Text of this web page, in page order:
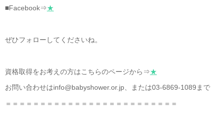
■Facebook⇒★
ぜひフォローしてくださいね。
資格取得をお考えの方はこちらのページから⇒★
お問い合わせはinfo@babyshower.or.jp、または03-6869-1089まで
＝＝＝＝＝＝＝＝＝＝＝＝＝＝＝＝＝＝＝＝＝＝＝＝＝